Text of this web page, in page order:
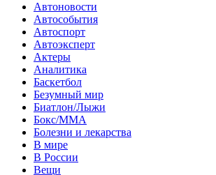
Автоновости
Автособытия
Автоспорт
Автоэксперт
Актеры
Аналитика
Баскетбол
Безумный мир
Биатлон/Лыжи
Бокс/MMA
Болезни и лекарства
В мире
В России
Вещи